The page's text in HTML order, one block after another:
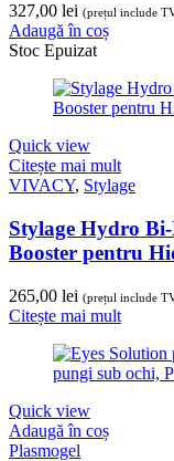
327,00 lei (prețul include
Adaugă în coș
Stoc Epuizat
Quick view
Citește mai mult
VIVACY, Stylage
Stylage Hydro
Booster pentru
265,00 lei (prețul include
Citește mai mult
Quick view
Adaugă în coș
Plasmogel